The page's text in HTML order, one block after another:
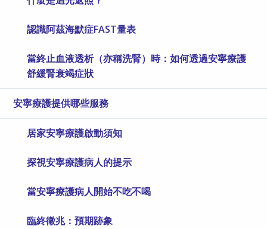
認識阿茲海默症FAST量表
當終止血液透析（亦稱洗腎）時：如何透過安寧療護
舒緩腎衰竭症狀
安寧療護提供哪些服務
居家安寧療護啟動須知
探視安寧療護病人的提示
當安寧療護病人開始不吃不喝
臨終徵兆：預期跡象